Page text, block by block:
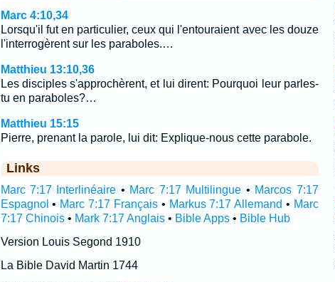
Marc 4:10,34
Lorsqu'il fut en particulier, ceux qui l'entouraient avec les douze
l'interrogèrent sur les paraboles.…
Matthieu 13:10,36
Les disciples s'approchèrent, et lui dirent: Pourquoi leur parles-
tu en paraboles?…
Matthieu 15:15
Pierre, prenant la parole, lui dit: Explique-nous cette parabole.
Links
Marc 7:17 Interlinéaire • Marc 7:17 Multilingue • Marcos 7:17
Espagnol • Marc 7:17 Français• Markus 7:17 Allemand • Marc
7:17 Chinois• Mark 7:17 Anglais• Bible Apps• Bible Hub
Version Louis Segond 1910
La Bible David Martin 1744